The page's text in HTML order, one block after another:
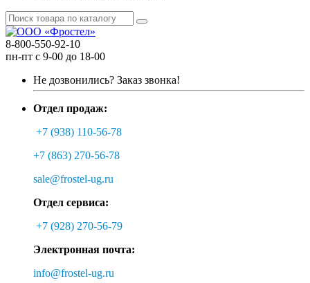
8-800-550-92-10
пн-пт с 9-00 до 18-00
Не дозвонились? Заказ звонка!
Отдел продаж:
+7 (938) 110-56-78
+7 (863) 270-56-78
sale@frostel-ug.ru
Отдел сервиса:
+7 (928) 270-56-79
Электронная почта:
info@frostel-ug.ru